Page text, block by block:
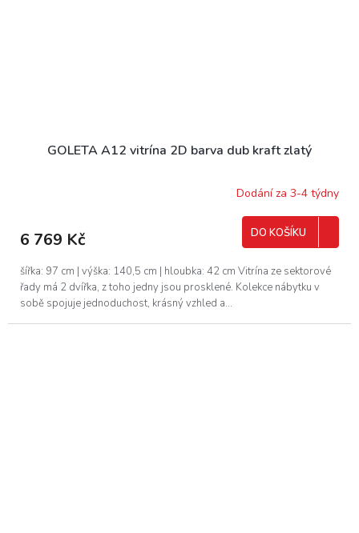
GOLETA A12 vitrína 2D barva dub kraft zlatý
Dodání za 3-4 týdny
6 769 Kč DO KOŠÍKU
šířka: 97 cm | výška: 140,5 cm | hloubka: 42 cm Vitrína ze sektorové
řady má 2 dvířka, z toho jedny jsou prosklené. Kolekce nábytku v
sobě spojuje jednoduchost, krásný vzhled a...